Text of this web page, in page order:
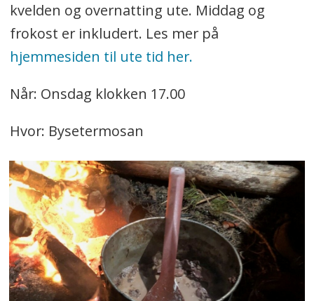
kvelden og overnatting ute. Middag og
frokost er inkludert. Les mer på
hjemmesiden til ute tid her.
Når: Onsdag klokken 17.00
Hvor: Bysetermosan